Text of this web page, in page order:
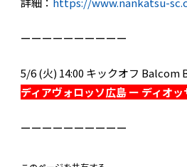
ーーーーーーーーーー
5/6 (火) 14:00 キックオフ Balcom
ディアヴォロッソ広島 ー ディオッ
ーーーーーーーーーー